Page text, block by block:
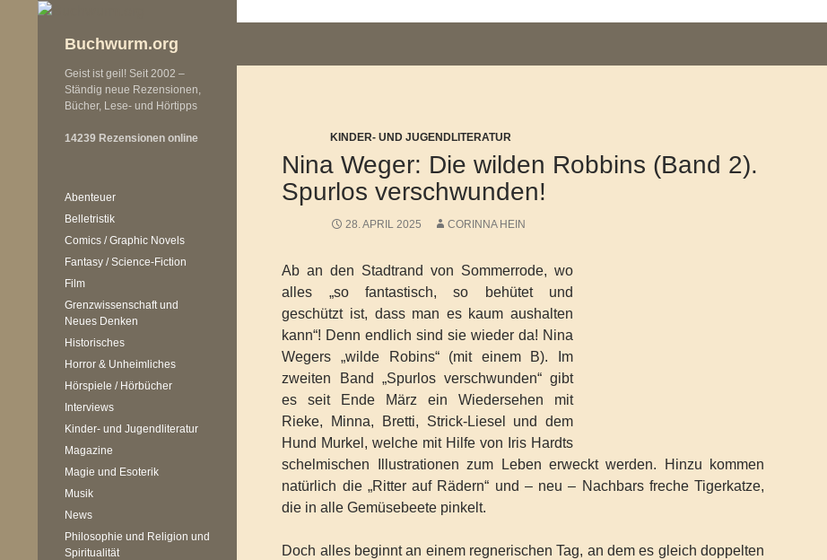
Buchwurm.org
KINDER- UND JUGENDLITERATUR
Nina Weger: Die wilden Robbins (Band 2).
Spurlos verschwunden!
28. APRIL 2025 CORINNA HEIN
Ab an den Stadtrand von Sommerrode, wo
alles „so fantastisch, so behütet und
geschützt ist, dass man es kaum aushalten
kann“! Denn endlich sind sie wieder da! Nina
Wegers „wilde Robins“ (mit einem B). Im
zweiten Band „Spurlos verschwunden“ gibt
es seit Ende März ein Wiedersehen mit
Rieke, Minna, Bretti, Strick-Liesel und dem
Hund Murkel, welche mit Hilfe von Iris Hardts
schelmischen Illustrationen zum Leben erweckt werden. Hinzu kommen
natürlich die „Ritter auf Rädern“ und – neu – Nachbars freche Tigerkatze,
die in alle Gemüsebeete pinkelt.
Doch alles beginnt an einem regnerischen Tag, an dem es gleich doppelten
Geist ist geil! Seit 2002 –
Ständig neue Rezensionen,
Bücher, Lese- und Hörtipps
14239 Rezensionen online
Abenteuer
Belletristik
Comics / Graphic Novels
Fantasy / Science-Fiction
Film
Grenzwissenschaft und
Neues Denken
Historisches
Horror & Unheimliches
Hörspiele / Hörbücher
Interviews
Kinder- und Jugendliteratur
Magazine
Magie und Esoterik
Musik
News
Philosophie und Religion und
Spiritualität